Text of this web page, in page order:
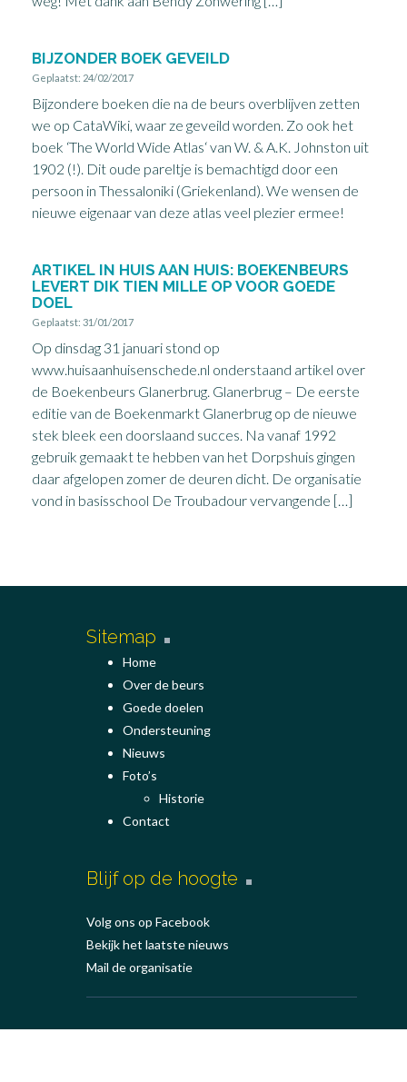
BIJZONDER BOEK GEVEILD
Geplaatst: 24/02/2017
Bijzondere boeken die na de beurs overblijven zetten
we op CataWiki, waar ze geveild worden. Zo ook het
boek ‘The World Wide Atlas‘ van W. & A.K. Johnston uit
1902 (!). Dit oude pareltje is bemachtigd door een
persoon in Thessaloniki (Griekenland). We wensen de
nieuwe eigenaar van deze atlas veel plezier ermee!
ARTIKEL IN HUIS AAN HUIS: BOEKENBEURS
LEVERT DIK TIEN MILLE OP VOOR GOEDE
DOEL
Geplaatst: 31/01/2017
Op dinsdag 31 januari stond op
www.huisaanhuisenschede.nl onderstaand artikel over
de Boekenbeurs Glanerbrug. Glanerbrug – De eerste
editie van de Boekenmarkt Glanerbrug op de nieuwe
stek bleek een doorslaand succes. Na vanaf 1992
gebruik gemaakt te hebben van het Dorpshuis gingen
daar afgelopen zomer de deuren dicht. De organisatie
vond in basisschool De Troubadour vervangende […]
Sitemap
Home
Over de beurs
Goede doelen
Ondersteuning
Nieuws
Foto’s
Historie
Contact
Blijf op de hoogte
Volg ons op Facebook
Bekijk het laatste nieuws
Mail de organisatie